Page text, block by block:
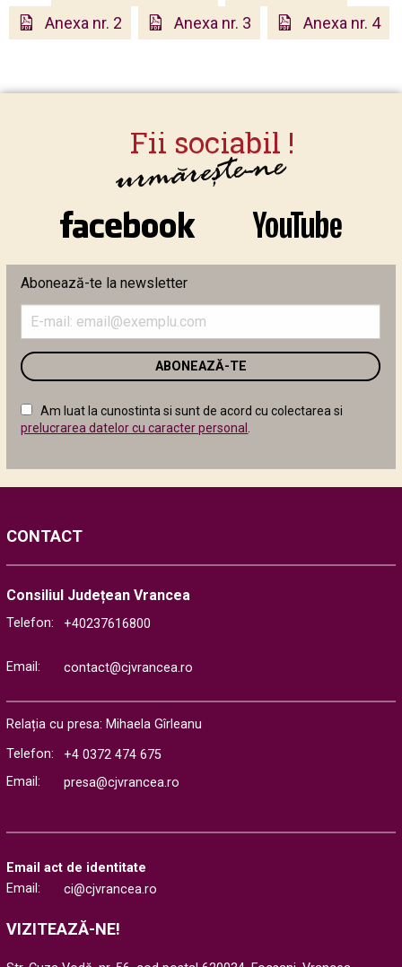
Anexa nr. 2 Anexa nr. 3 Anexa nr. 4
Abonează-te la newsletter
adresa
email
în
următor
Am luat la cunostinta si sunt de acord cu colectarea si
prelucrarea datelor cu caracter personal .
CONTACT
Consiliul Județean Vrancea
Telefon: +40237616800
Email: contact@cjvrancea.ro
Relația cu presa: Mihaela Gîrleanu
Telefon:
+4 0372 474 675
Email:
presa@cjvrancea.ro
Email act de identitate
Email:
ci@cjvrancea.ro
VIZITEAZĂ-NE!